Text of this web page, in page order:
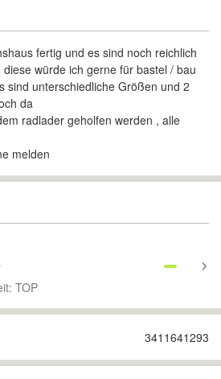
fertig und es sind noch reichlich
würde ich gerne für bastel / bau
sind unterschiedliche Größen und 2
da
radlader geholfen werden , alle
melden
TOP
3411641293